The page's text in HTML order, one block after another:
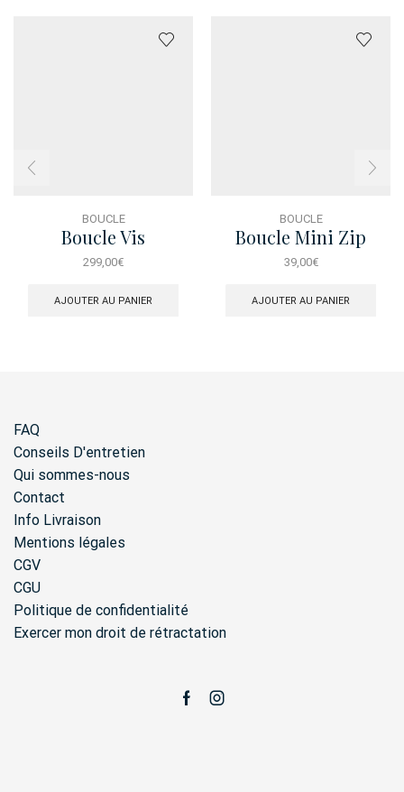
BOUCLE
Boucle Vis
299,00€
AJOUTER AU PANIER
BOUCLE
Boucle Mini Zip
39,00€
AJOUTER AU PANIER
FAQ
Conseils D'entretien
Qui sommes-nous
Contact
Info Livraison
Mentions légales
CGV
CGU
Politique de confidentialité
Exercer mon droit de rétractation
FacebookInstagram